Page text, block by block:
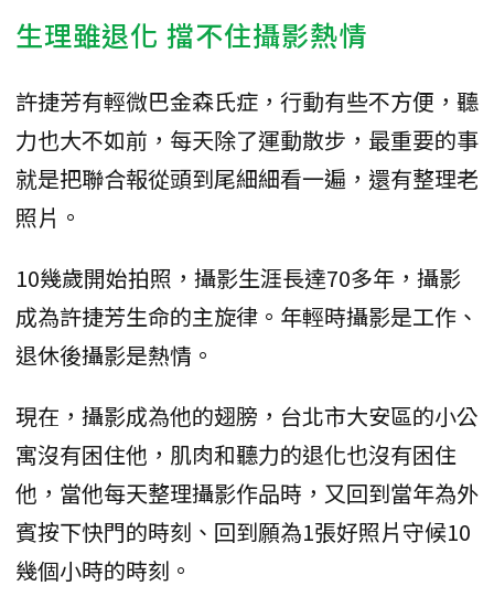
生理雖退化 擋不住攝影熱情
許捷芳有輕微巴金森氏症，行動有些不方便，聽
力也大不如前，每天除了運動散步，最重要的事
就是把聯合報從頭到尾細細看一遍，還有整理老
照片。
10幾歲開始拍照，攝影生涯長達70多年，攝影
成為許捷芳生命的主旋律。年輕時攝影是工作、
退休後攝影是熱情。
現在，攝影成為他的翅膀，台北市大安區的小公
寓沒有困住他，肌肉和聽力的退化也沒有困住
他，當他每天整理攝影作品時，又回到當年為外
賓按下快門的時刻、回到願為1張好照片守候10
幾個小時的時刻。